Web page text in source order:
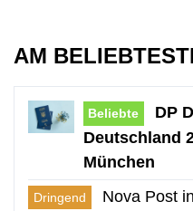
AM
Beliebte
DP
Deutschland
München
Dringend
Nova Post